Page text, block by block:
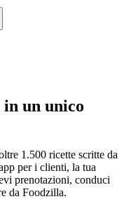
un unico
1.500 ricette scritte da
per i clienti, la tua
prenotazioni, conduci
da Foodzilla.